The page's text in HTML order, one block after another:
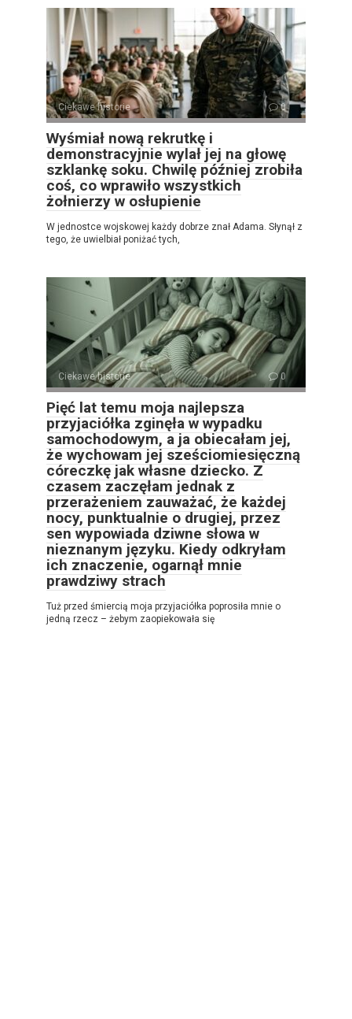
Ciekawe historie 0
Wyśmiał nową rekrutkę i
demonstracyjnie wylał jej na głowę
szklankę soku. Chwilę później zrobiła
coś, co wprawiło wszystkich
żołnierzy w osłupienie
W jednostce wojskowej każdy dobrze znał Adama. Słynął z
tego, że uwielbiał poniżać tych,
Ciekawe historie 0
Pięć lat temu moja najlepsza
przyjaciółka zginęła w wypadku
samochodowym, a ja obiecałam jej,
że wychowam jej sześciomiesięczną
córeczkę jak własne dziecko. Z
czasem zaczęłam jednak z
przerażeniem zauważać, że każdej
nocy, punktualnie o drugiej, przez
sen wypowiada dziwne słowa w
nieznanym języku. Kiedy odkryłam
ich znaczenie, ogarnął mnie
prawdziwy strach
Tuż przed śmiercią moja przyjaciółka poprosiła mnie o
jedną rzecz – żebym zaopiekowała się